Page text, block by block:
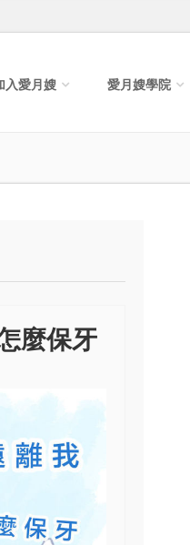
入愛月嫂 愛月嫂學院
麼保牙